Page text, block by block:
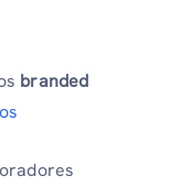
branded